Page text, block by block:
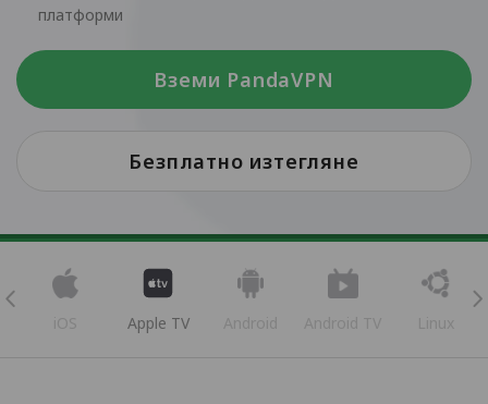
платформи
Вземи PandaVPN
Безплатно изтегляне
iOS Apple TV Android Android TV Linux